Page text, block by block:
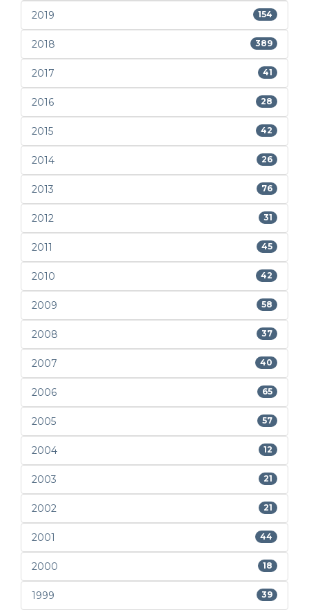
2019 154
2018 389
2017 41
2016 28
2015 42
2014 26
2013 76
2012 31
2011 45
2010 42
2009 58
2008 37
2007 40
2006 65
2005 57
2004 12
2003 21
2002 21
2001 44
2000 18
1999 39